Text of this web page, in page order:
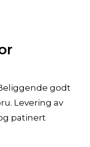
godt
Levering av
patinert